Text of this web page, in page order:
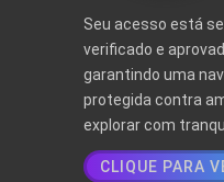
Seu acesso está
verificado e
garantindo uma
protegida contra
explorar com
CLIQUE PARA